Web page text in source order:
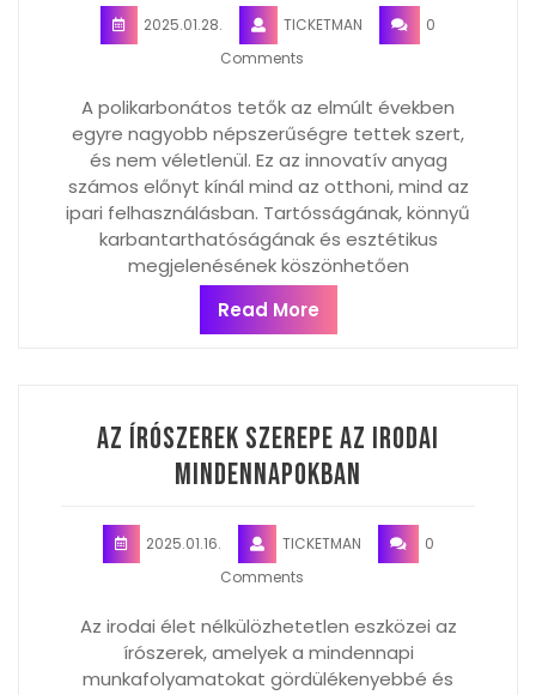
2025.01.28. TICKETMAN
0
Comments
A polikarbonátos tetők az elmúlt években
egyre nagyobb népszerűségre tettek szert,
és nem véletlenül. Ez az innovatív anyag
számos előnyt kínál mind az otthoni, mind az
ipari felhasználásban. Tartósságának, könnyű
karbantarthatóságának és esztétikus
megjelenésének köszönhetően
Read More
Az írószerek szerepe az irodai
mindennapokban
2025.01.16. TICKETMAN
0
Comments
Az irodai élet nélkülözhetetlen eszközei az
írószerek, amelyek a mindennapi
munkafolyamatokat gördülékenyebbé és